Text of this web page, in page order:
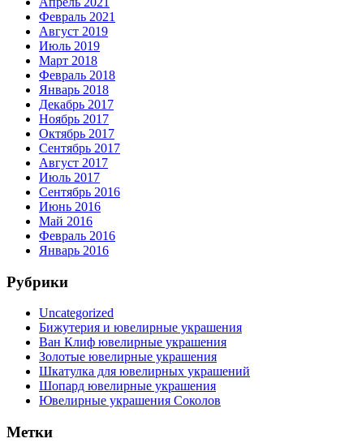
Февраль 2021
Август 2019
Июль 2019
Март 2018
Февраль 2018
Январь 2018
Декабрь 2017
Ноябрь 2017
Октябрь 2017
Сентябрь 2017
Август 2017
Июль 2017
Сентябрь 2016
Июнь 2016
Май 2016
Февраль 2016
Январь 2016
Рубрики
Uncategorized
Бижутерия и ювелирные украшения
Ван Клиф ювелирные украшения
Золотые ювелирные украшения
Шкатулка для ювелирных украшений
Шопард ювелирные украшения
Ювелирные украшения Соколов
Метки